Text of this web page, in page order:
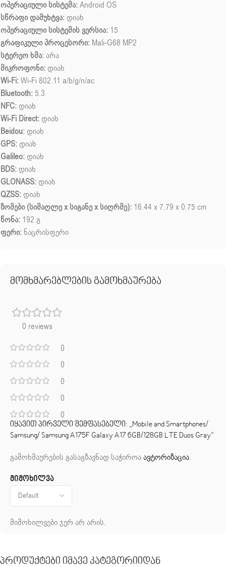
ოპერაციული სისტემა:Android OS
სწრაფი დამუხტვა: დიახ
ოპერაციული სისტემის ვერსია: 15
გრაფიკული პროცესორი: Mali-G68 MP2
სტერეო ხმა:არა
მიკროფონი: დიახ
Wi-Fi:Wi-Fi 802.11 a/b/g/n/ac
Bluetooth: 5.3
NFC: დიახ
Wi-Fi Direct: დიახ
Beidou: დიახ
GPS: დიახ
Galileo: დიახ
BDS: დიახ
GLONASS: დიახ
QZSS: დიახ
ზომები (სიმაღლე x სიგანე x სიღრმე): 16.44 x 7.79 x 0.75 cm
წონა: 192 გ
ფერი: ნაცრისფერი
მომხმარებლების გამოხმაურება
0 reviews
0
0
0
0
0
მიმოხილვა
მიმოხილვები ჯერ არ არის.
იყავით პირველი შემფასებელი: „Mobile and Smartphones/
Samsung/ Samsung A175F Galaxy A17 6GB/128GB LTE Duos Gray“
გამოხმაურების გასაგზავნად საჭიროაავტორიზაცია.
Პროდუქტები Იმავე Კატეგორიიდან